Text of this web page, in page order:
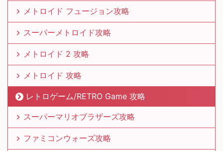
メトロイド フュージョン攻略
スーパーメトロイド攻略
メトロイド 2 攻略
メトロイド 攻略
レトロゲーム/RETRO Game 攻略
スーパーマリオブラザーズ攻略
ファミコンウォーズ攻略